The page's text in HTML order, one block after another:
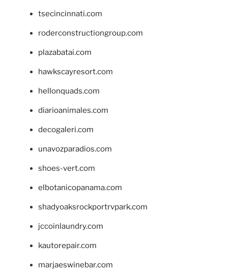
tsecincinnati.com
roderconstructiongroup.com
plazabatai.com
hawkscayresort.com
hellonquads.com
diarioanimales.com
decogaleri.com
unavozparadios.com
shoes-vert.com
elbotanicopanama.com
shadyoaksrockportrvpark.com
jccoinlaundry.com
kautorepair.com
marjaeswinebar.com